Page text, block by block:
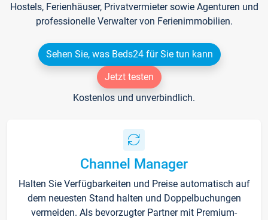
Hostels, Ferienhäuser, Privatvermieter sowie Agenturen und
professionelle Verwalter von Ferienimmobilien.
Sehen Sie, was Beds24 für Sie tun kann
Jetzt testen
Kostenlos und unverbindlich.
Channel Manager
Halten Sie Verfügbarkeiten und Preise automatisch auf
dem neuesten Stand halten und Doppelbuchungen
vermeiden. Als bevorzugter Partner mit Premium-